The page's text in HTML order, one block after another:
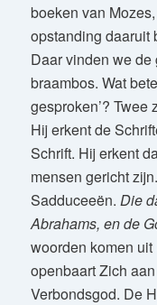
boeken van
opstanding daaruit
Daar vinden we
braambos. Wat
gesproken’? Twee
Hij erkent de
Schrift. Hij erkent
mensen gericht
Sadduceeën. Die
Abrahams, en de
woorden komen
openbaart Zich
Verbondsgod. De